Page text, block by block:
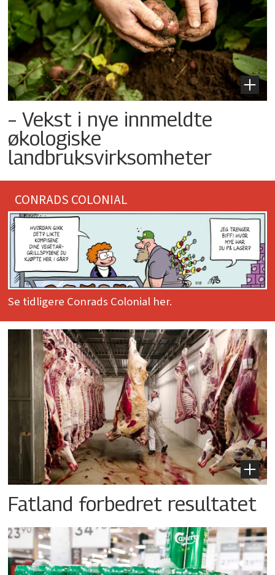
– Vekst i nye innmeldte
økologiske
landbruksvirksomheter
CONRADS COLONIAL
Se tidligere Conrads Colonial her.
Fatland forbedret resultatet